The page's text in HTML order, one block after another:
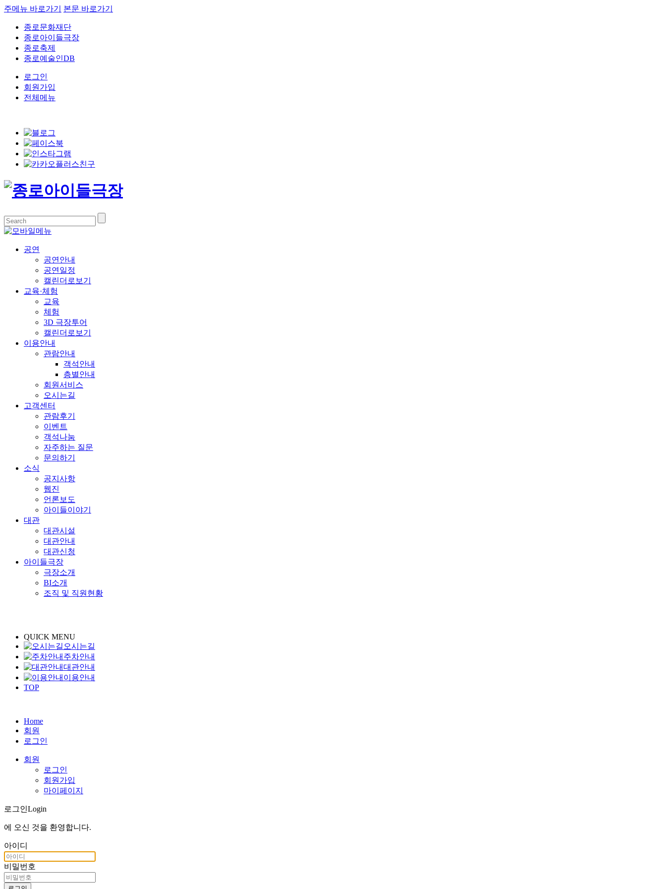
주메뉴 바로가기 본문 바로가기
종로문화재단
종로아이들극장
종로축제
종로예술인DB
로그인
회원가입
전체메뉴
공연
공연안내
공연일정
캘린더로보기
교육·체험
교육
체험
3D 극장투어
캘린더로보기
이용안내
관람안내
객석안내
층별안내
회원서비스
오시는길
고객센터
관람후기
이벤트
객석나눔
자주하는 질문
문의하기
소식
공지사항
웹진
언론보도
아이들이야기
대관
대관시설
대관안내
대관신청
아이들극장
극장소개
BI소개
조직 및 직원현황
QUICK MENU
오시는길
주차안내
대관안내
이용안내
TOP
Home
회원
로그인
회원
로그인
회원가입
마이페이지
로그인Login
에 오신 것을 환영합니다.
아이디
비밀번호